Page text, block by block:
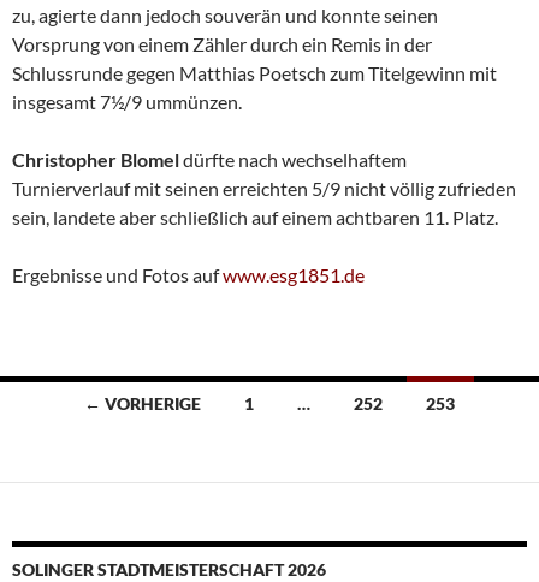
zu, agierte dann jedoch souverän und konnte seinen
Vorsprung von einem Zähler durch ein Remis in der
Schlussrunde gegen Matthias Poetsch zum Titelgewinn mit
insgesamt 7½/9 ummünzen.
Christopher Blomeldürfte nach wechselhaftem
Turnierverlauf mit seinen erreichten 5/9 nicht völlig zufrieden
sein, landete aber schließlich auf einem achtbaren 11. Platz.
Ergebnisse und Fotos aufwww.esg1851.de
Beitragsnavigation
← VORHERIGE 1 … 252 253
SOLINGER STADTMEISTERSCHAFT 2026